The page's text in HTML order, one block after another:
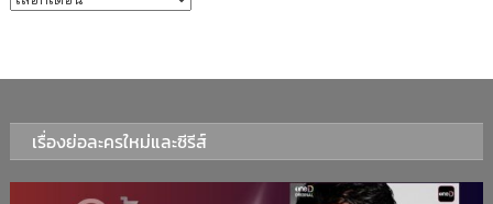
เรื่องย่อละครใหม่และซีรีส์